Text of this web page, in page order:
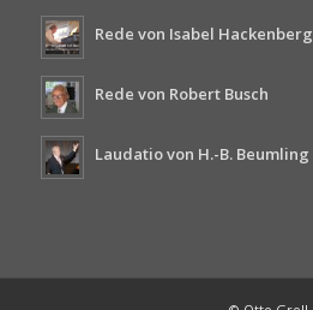
Rede von Isabel Hackenberg
Rede von Robert Busch
Laudatio von H.-B. Beumling